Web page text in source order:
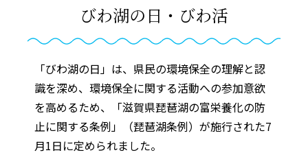
びわ湖の日・びわ活
「びわ湖の日」は、県民の環境保全の理解と認
識を深め、環境保全に関する活動への参加意欲
を高めるため、「滋賀県琵琶湖の富栄養化の防
止に関する条例」（琵琶湖条例）が施行された7
月1日に定められました。